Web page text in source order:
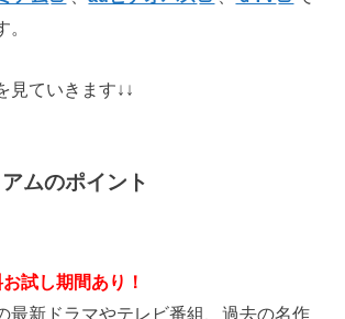
。
見ていきます↓↓
ムのポイント
試し期間あり！
最新ドラマやテレビ番組、過去の名作